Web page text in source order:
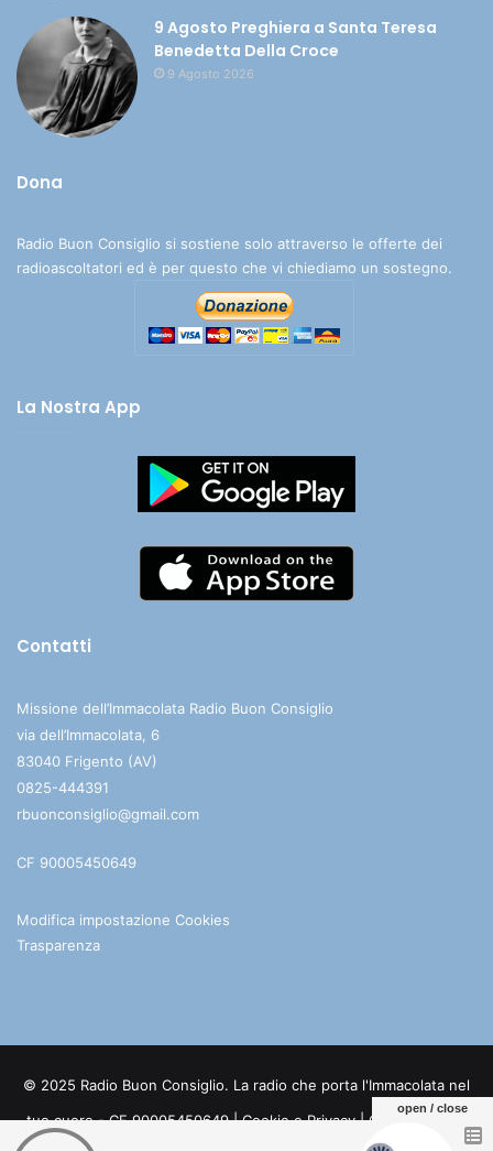
9 Agosto Preghiera a Santa Teresa
Benedetta Della Croce
9 Agosto 2026
Dona
Radio Buon Consiglio si sostiene solo attraverso le offerte dei
radioascoltatori ed è per questo che vi chiediamo un sostegno.
La Nostra App
Contatti
Missione dell’Immacolata Radio Buon Consiglio
via dell’Immacolata, 6
83040 Frigento (AV)
0825-444391
rbuonconsiglio@gmail.com
CF 90005450649
Modifica impostazione Cookies
Trasparenza
© 2025 Radio Buon Consiglio. La radio che porta l'Immacolata nel
tuo cuore - CF 90005450649 |Cookie e Privacy| Credits:
open / close